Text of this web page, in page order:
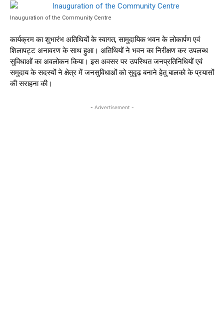
Inauguration of the Community Centre
कार्यक्रम का शुभारंभ अतिथियों के स्वागत, सामुदायिक भवन के लोकार्पण एवं
शिलापट्ट अनावरण के साथ हुआ। अतिथियों ने भवन का निरीक्षण कर उपलब्ध
सुविधाओं का अवलोकन किया। इस अवसर पर उपस्थित जनप्रतिनिधियों एवं
समुदाय के सदस्यों ने क्षेत्र में जनसुविधाओं को सुदृढ़ बनाने हेतु बालको के प्रयासों
की सराहना की।
- Advertisement -